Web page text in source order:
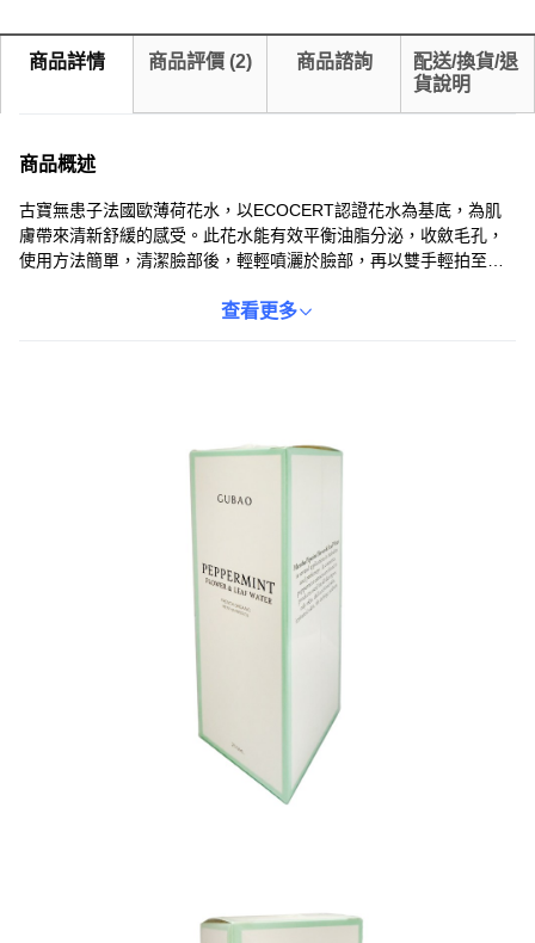
商品詳情 商品評價 (2) 商品諮詢
配送/換貨/退
貨說明
商品概述
古寶無患子法國歐薄荷花水，以ECOCERT認證花水為基底，為肌
膚帶來清新舒緩的感受。此花水能有效平衡油脂分泌，收斂毛孔，
使用方法簡單，清潔臉部後，輕輕噴灑於臉部，再以雙手輕拍至吸
工香料，溫和呵護您的肌膚。查看更多